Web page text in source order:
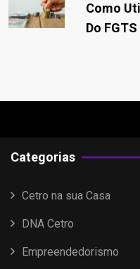
Como
Do
Categorias
Cetro na sua Casa
DNA Cetro
Empreendedorismo